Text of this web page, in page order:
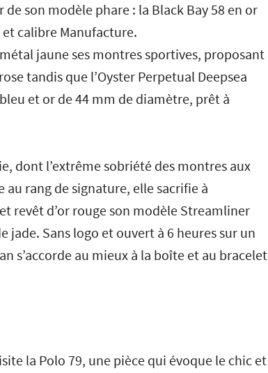
son modèle phare : la Black Bay 58 en or
calibre Manufacture.
jaune ses montres sportives, proposant
tandis que l’Oyster Perpetual Deepsea
et or de 44 mm de diamètre, prêt à
dont l’extrême sobriété des montres aux
au rang de signature, elle sacrifie à
revêt d’or rouge son modèle Streamliner
jade. Sans logo et ouvert à 6 heures sur un
s’accorde au mieux à la boîte et au bracelet
la Polo 79, une pièce qui évoque le chic et